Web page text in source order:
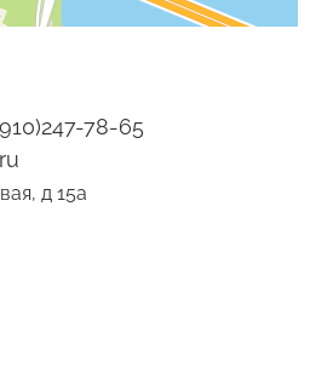
78-65
д 15а